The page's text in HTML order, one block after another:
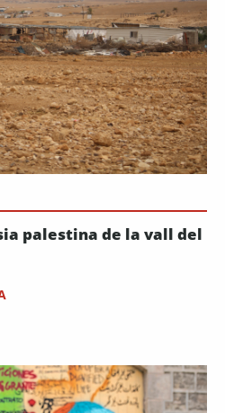
palestina de la vall del